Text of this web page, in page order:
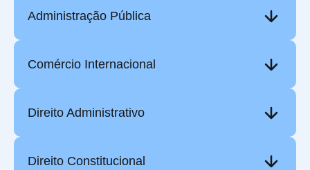
Administração Pública
Comércio Internacional
Direito Administrativo
Direito Constitucional